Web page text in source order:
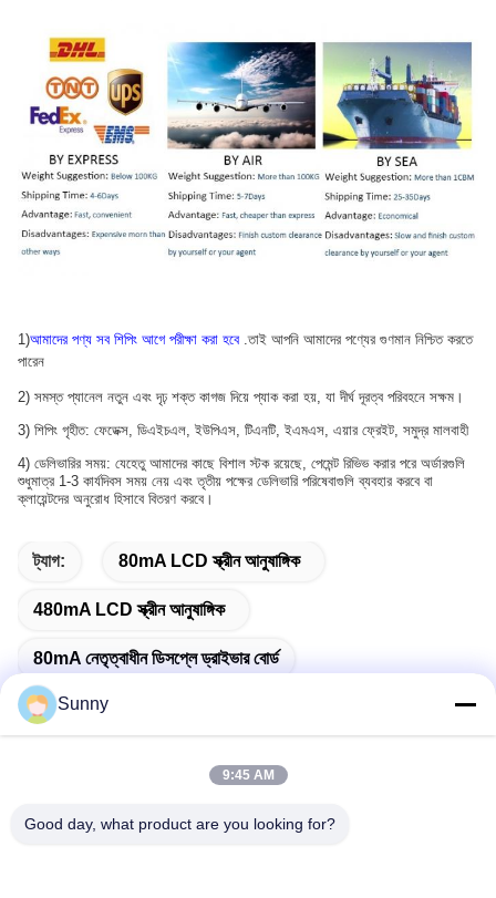
1)আমাদের পণ্য সব শিপিং আগে পরীক্ষা করা হবে .তাই আপনি আমাদের পণ্যের গুণমান নিশ্চিত করতে
পারেন
2) সমস্ত প্যানেল নতুন এবং দৃঢ় শক্ত কাগজ দিয়ে প্যাক করা হয়, যা দীর্ঘ দূরত্ব পরিবহনে সক্ষম।
3) শিপিং গৃহীত: ফেডেক্স, ডিএইচএল, ইউপিএস, টিএনটি, ইএমএস, এয়ার ফ্রেইট, সমুদ্র মালবাহী
4) ডেলিভারির সময়: যেহেতু আমাদের কাছে বিশাল স্টক রয়েছে, পেমেন্ট রিভিভ করার পরে অর্ডারগুলি
শুধুমাত্র 1-3 কার্যদিবস সময় নেয় এবং তৃতীয় পক্ষের ডেলিভারি পরিষেবাগুলি ব্যবহার করবে বা
ক্লায়েন্টদের অনুরোধ হিসাবে বিতরণ করবে।
ট্যাগ: 80mA LCD স্ক্রীন আনুষাঙ্গিক
480mA LCD স্ক্রীন আনুষাঙ্গিক
80mA নেতৃত্বাধীন ডিসপ্লে ড্রাইভার বোর্ড
Sunny
9:45 AM
Good day, what product are you looking for?